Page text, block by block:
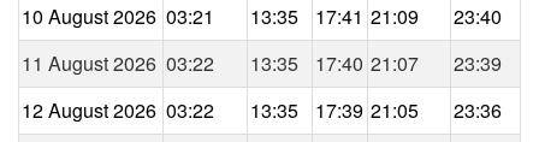
10 August 2026 03:21 13:35 17:41 21:09
23:40
11 August 2026 03:22 13:35 17:40 21:07
23:39
12 August 2026 03:22 13:35 17:39 21:05
23:36